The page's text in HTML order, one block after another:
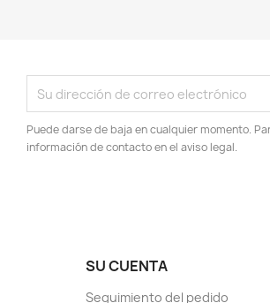
Puede darse de baja en cualquier momento.
información de contacto en el aviso legal.
SU CUENTA
Seguimiento del pedido